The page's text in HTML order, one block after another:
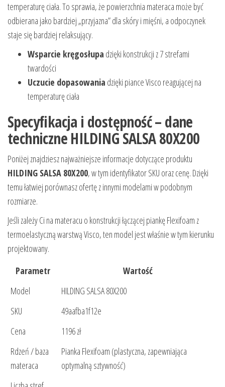
temperaturę ciała. To sprawia, że powierzchnia materaca może być
odbierana jako bardziej „przyjazna” dla skóry i mięśni, a odpoczynek
staje się bardziej relaksujący.
Wsparcie kręgosłupa dzięki konstrukcji z 7 strefami
twardości
Uczucie dopasowania dzięki piance Visco reagującej na
temperaturę ciała
Specyfikacja i dostępność – dane
techniczne HILDING SALSA 80X200
Poniżej znajdziesz najważniejsze informacje dotyczące produktu
HILDING SALSA 80X200, w tym identyfikator SKU oraz cenę. Dzięki
temu łatwiej porównasz ofertę z innymi modelami w podobnym
rozmiarze.
Jeśli zależy Ci na materacu o konstrukcji łączącej piankę Flexifoam z
termoelastyczną warstwą Visco, ten model jest właśnie w tym kierunku
projektowany.
Parametr
Wartość
Model
HILDING SALSA 80X200
SKU
49aafba1f12e
Cena
1196 zł
Rdzeń / baza
materaca
Pianka Flexifoam (plastyczna, zapewniająca
optymalną sztywność)